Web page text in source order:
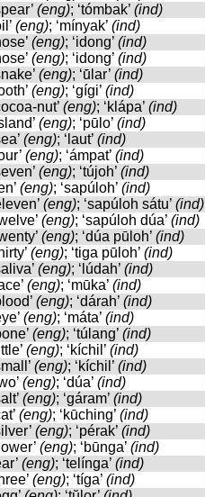
(eng); ‘tómbak’ (ind)
(eng); ‘mínyak’ (ind)
(eng); ‘idong’ (ind)
(eng); ‘idong’ (ind)
(eng); ‘ū́lar’ (ind)
(eng); ‘gígi’ (ind)
nut’ (eng); ‘klápa’ (ind)
(eng); ‘pūlo’ (ind)
(eng); ‘laut’ (ind)
(eng); ‘ámpat’ (ind)
(eng); ‘tújoh’ (ind)
(eng); ‘sapúloh’ (ind)
(eng); ‘sapúloh sátu’ (ind)
(eng); ‘sapúloh dúa’ (ind)
(eng); ‘dúa pūloh’ (ind)
(eng); ‘tiga pūloh’ (ind)
(eng); ‘lúdah’ (ind)
(eng); ‘mūka’ (ind)
(eng); ‘dárah’ (ind)
(eng); ‘máta’ (ind)
(eng); ‘túlang’ (ind)
(eng); ‘kíchil’ (ind)
(eng); ‘kíchil’ (ind)
(eng); ‘dúa’ (ind)
(eng); ‘gáram’ (ind)
(eng); ‘kūching’ (ind)
(eng); ‘pérak’ (ind)
(eng); ‘būnga’ (ind)
(eng); ‘telínga’ (ind)
(eng); ‘tíga’ (ind)